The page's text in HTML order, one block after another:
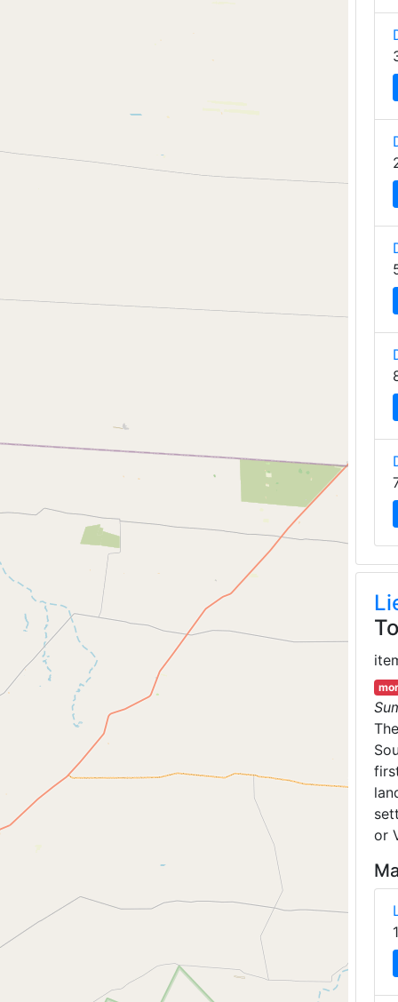
or